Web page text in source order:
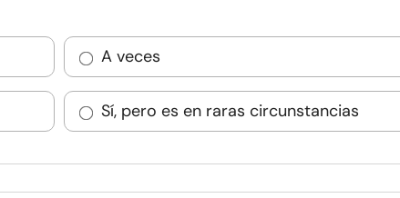
A veces
Sí, pero es en raras circunstancias